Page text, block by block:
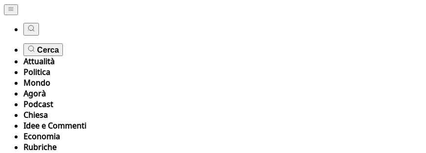
Cerca
Attualità
Politica
Mondo
Agorà
Podcast
Chiesa
Idee e Commenti
Economia
Rubriche